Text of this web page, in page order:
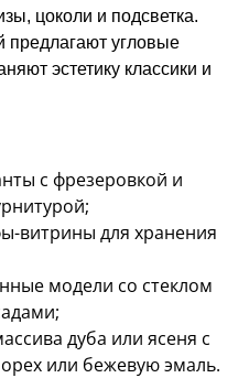
цоколи и подсветка.
угловые
эстетику классики и
с фрезеровкой и
витрины для хранения
модели со стеклом
дуба или ясеня с
или бежевую эмаль.